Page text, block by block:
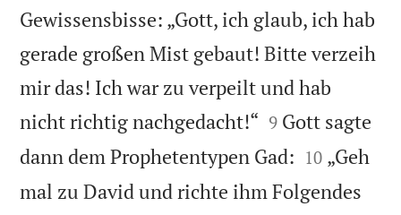
Gewissensbisse: „Gott, ich glaub, ich hab
gerade großen Mist gebaut! Bitte verzeih
mir das! Ich war zu verpeilt und hab
nicht richtig nachgedacht!“ 

9 Gott sagte
dann dem Prophetentypen Gad: 

10 „Geh
mal zu David und richte ihm Folgendes